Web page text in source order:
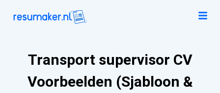
Transport supervisor CV
Voorbeelden (Sjabloon &